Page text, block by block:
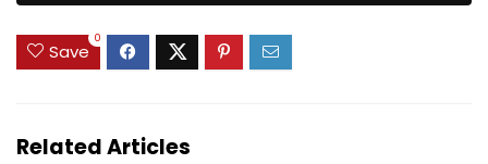
Save
0
Related Articles